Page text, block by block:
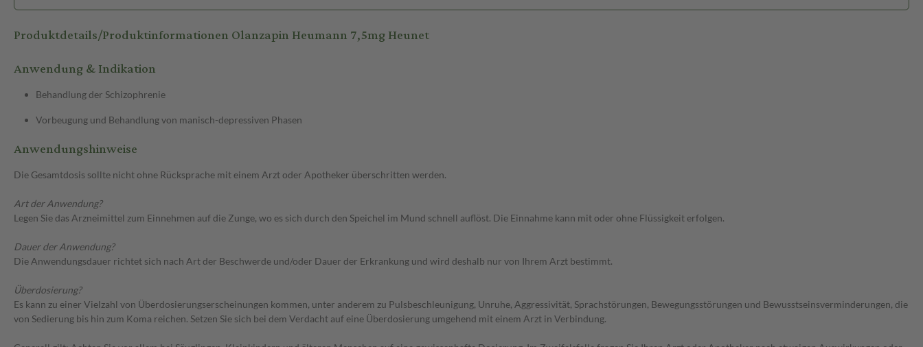
Produktdetails/Produktinformationen Olanzapin Heumann 7,5mg Heunet
Anwendung & Indikation
Behandlung der Schizophrenie
Vorbeugung und Behandlung von manisch-depressiven Phasen
Anwendungshinweise
Die Gesamtdosis sollte nicht ohne Rücksprache mit einem Arzt oder Apotheker überschritten werden.
Art der Anwendung?
Legen Sie das Arzneimittel zum Einnehmen auf die Zunge, wo es sich durch den Speichel im Mund schnell auflöst. Die Einnahme kann mit oder ohne Flüssigkeit erfolgen.
Dauer der Anwendung?
Die Anwendungsdauer richtet sich nach Art der Beschwerde und/oder Dauer der Erkrankung und wird deshalb nur von Ihrem Arzt bestimmt.
Überdosierung?
Es kann zu einer Vielzahl von Überdosierungserscheinungen kommen, unter anderem zu Pulsbeschleunigung, Unruhe, Aggressivität, Sprachstörungen, Bewegungsstörungen und Bewusstseinsverminderungen, die
von Sedierung bis hin zum Koma reichen. Setzen Sie sich bei dem Verdacht auf eine Überdosierung umgehend mit einem Arzt in Verbindung.